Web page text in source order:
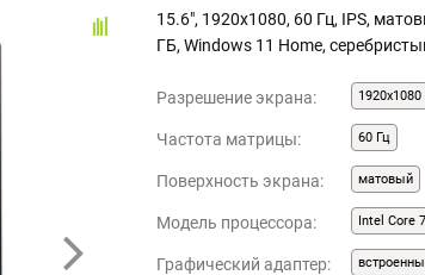
15.6", 1920x1080, 60 Гц, IPS,
ГБ, Windows 11 Home,
Разрешение экрана: 1920x1080
Частота матрицы: 60 Гц
Поверхность экрана: матовый
Модель процессора: Intel Core
Графический адаптер: